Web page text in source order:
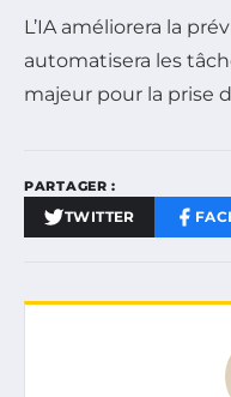
L’IA améliorera la
automatisera les
majeur pour la prise
PARTAGER :
TWITTER